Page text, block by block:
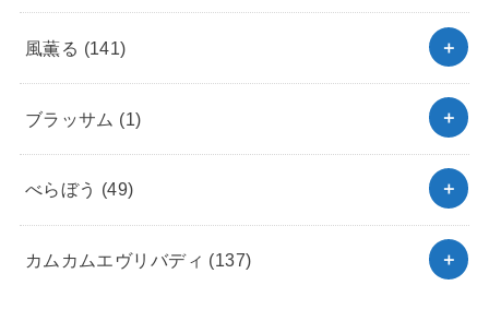
風薫る (141)
ブラッサム (1)
べらぼう (49)
カムカムエヴリバディ (137)